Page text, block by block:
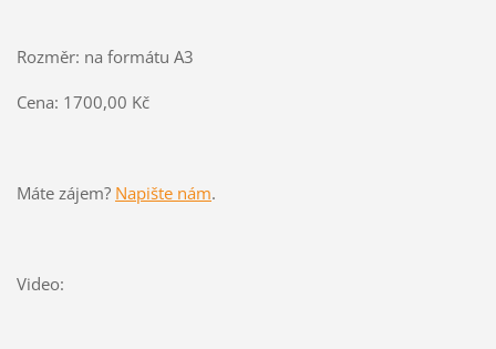
Rozměr: na formátu A3
Cena: 1700,00 Kč
Máte zájem? Napište nám.
Video: